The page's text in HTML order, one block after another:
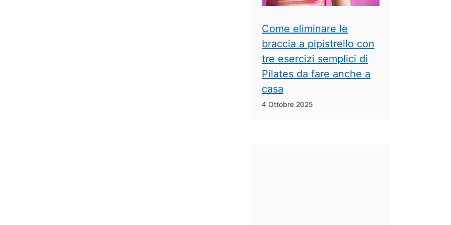
Come eliminare le
braccia a pipistrello con
tre esercizi semplici di
Pilates da fare anche a
casa
4 Ottobre 2025